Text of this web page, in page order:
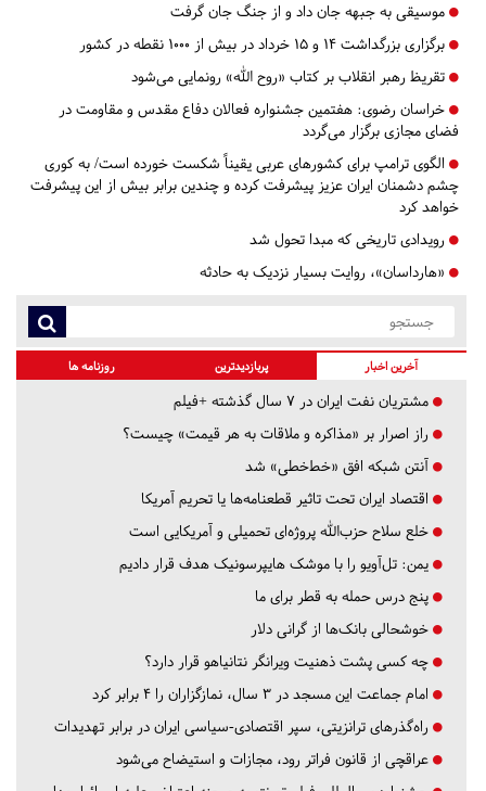
موسیقی به جبهه جان داد و از جنگ جان گرفت
برگزاری بزرگداشت ۱۴ و ۱۵ خرداد در بیش از ۱۰۰۰ نقطه در کشور
تقریظ رهبر انقلاب بر کتاب «روح الله» رونمایی می‌شود
خراسان رضوی: هفتمین جشنواره فعالان دفاع مقدس و مقاومت در
فضای مجازی برگزار می‌گردد
الگوی ترامپ برای کشورهای عربی یقیناً شکست‌ خورده است/ به کوری
چشم دشمنان ایران عزیز پیشرفت کرده و چندین برابر بیش از این پیشرفت
خواهد کرد
رویدادی تاریخی که مبدا تحول‌ شد
«هارداسان»، روایت بسیار نزدیک به حادثه
آخرین اخبار پربازدیدترین روزنامه ها
مشتریان نفت ایران در ۷ سال گذشته +فیلم
راز اصرار بر «مذاکره و ملاقات به هر قیمت» چیست؟
آنتن شبکه افق «خط‌خطی» شد
اقتصاد ایران تحت تاثیر قطعنامه‌ها یا تحریم‌ آمریکا
خلع سلاح حزب‌الله پروژه‌ای تحمیلی و آمریکایی است
یمن: تل‌آویو را با موشک هایپرسونیک هدف قرار دادیم
پنج درس‌ حمله به قطر برای ما
خوشحالی بانک‌ها از گرانی دلار
چه کسی پشت ذهنیت ویرانگر نتانیاهو قرار دارد؟
امام جماعت این مسجد در ۳ سال، نمازگزاران را ۴ برابر کرد
راه‌گذرهای ترانزیتی، سپر اقتصادی-سیاسی ایران در برابر تهدیدات
عراقچی از قانون فراتر رود، مجازات و استیضاح می‌شود